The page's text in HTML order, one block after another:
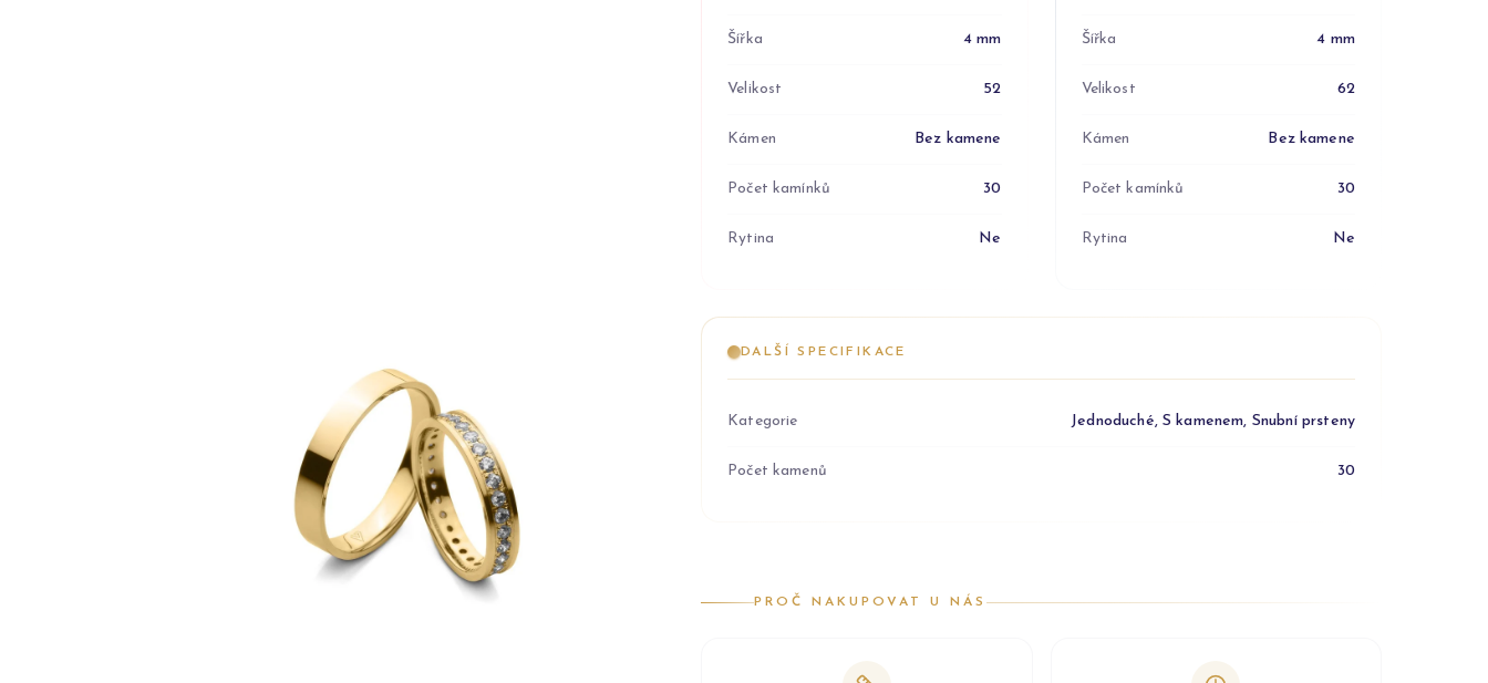
Šířka 4 mm
Velikost 52
Kámen Bez kamene
Počet kamínků 30
Rytina Ne
Šířka 4 mm
Velikost 62
Kámen Bez kamene
Počet kamínků 30
Rytina Ne
DALŠÍ SPECIFIKACE
Kategorie Jednoduché, S kamenem, Snubní prsteny
Počet kamenů 30
PROČ NAKUPOVAT U NÁS